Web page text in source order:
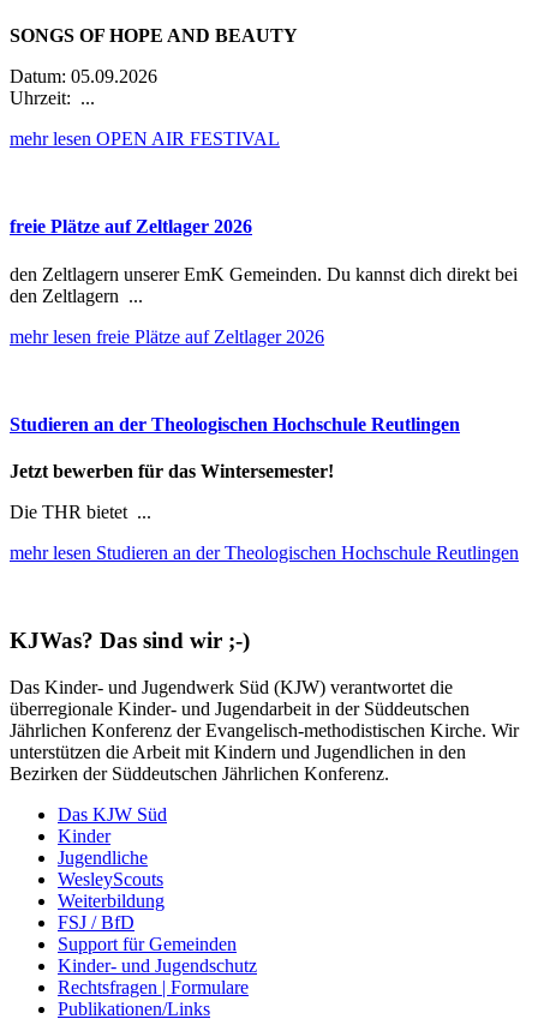
SONGS OF HOPE AND BEAUTY
Datum: 05.09.2026
Uhrzeit: ...
mehr lesen OPEN AIR FESTIVAL
freie Plätze auf Zeltlager 2026
den Zeltlagern unserer EmK Gemeinden. Du kannst dich direkt bei
den Zeltlagern ...
mehr lesen freie Plätze auf Zeltlager 2026
Studieren an der Theologischen Hochschule Reutlingen
Jetzt bewerben für das Wintersemester!
Die THR bietet ...
mehr lesen Studieren an der Theologischen Hochschule Reutlingen
KJWas? Das sind wir ;-)
Das Kinder- und Jugendwerk Süd (KJW) verantwortet die
überregionale Kinder- und Jugendarbeit in der Süddeutschen
Jährlichen Konferenz der Evangelisch-methodistischen Kirche. Wir
unterstützen die Arbeit mit Kindern und Jugendlichen in den
Bezirken der Süddeutschen Jährlichen Konferenz.
Das KJW Süd
Kinder
Jugendliche
WesleyScouts
Weiterbildung
FSJ / BfD
Support für Gemeinden
Kinder- und Jugendschutz
Rechtsfragen | Formulare
Publikationen/Links